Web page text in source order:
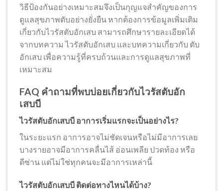
วิธีป้องกันอย่างเหมาะสมจึงเป็นกุญแจสำคัญของการ
ดูแลสุขภาพตับอย่างยั่งยืน หากต้องการข้อมูลเพิ่มเติม
เกี่ยวกับไวรัสตับอักเสบ สามารถศึกษารายละเอียดได้
จากบทความ ไวรัสตับอักเสบ และบทความเกี่ยวกับ ตับ
อักเสบ เพื่อความรู้ที่ครบถ้วนและการดูแลสุขภาพที่
เหมาะสม
FAQ คำถามที่พบบ่อยเกี่ยวกับไวรัสตับอัก
เสบบี
ไวรัสตับอักเสบบี อาการเริ่มแรกจะเป็นอย่างไร?
ในระยะแรก อาการอาจไม่ชัดเจนหรือไม่มีอาการเลย
บางรายอาจมีอาการคลื่นไส้ อ่อนเพลีย ปวดท้อง หรือ
ดีซ่าน แต่ไม่ใช่ทุกคนจะมีอาการเหล่านี้
ไวรัสตับอักเสบบี ติดต่อทางไหนได้บ้าง?